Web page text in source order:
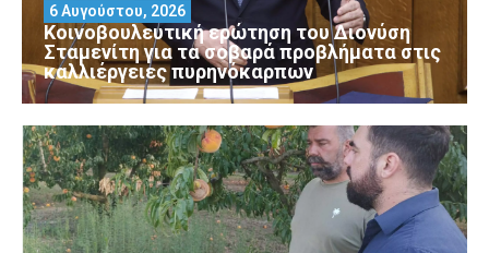
Κοινοβουλευτική ερώτηση του Διονύση
Σταμενίτη για τα σοβαρά προβλήματα στις
καλλιέργειες πυρηνόκαρπων
6 Αυγούστου, 2026